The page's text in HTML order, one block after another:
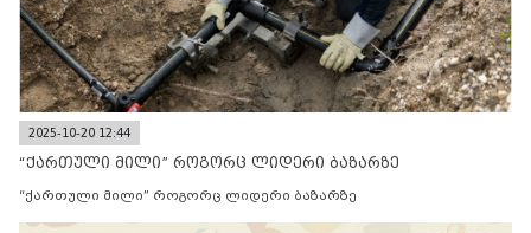
2025-10-20 12:44
“ქართული მილი” როგორც ლიდერი ბაზარზე
“ქართული მილი” როგორც ლიდერი ბაზარზე